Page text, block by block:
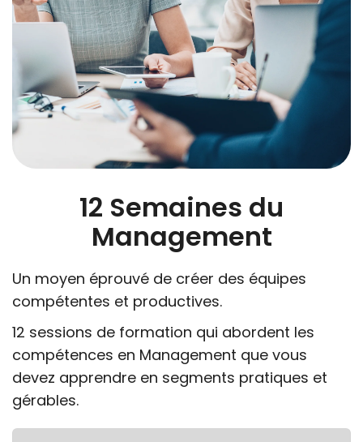
12 Semaines du
Management
Un moyen éprouvé de créer des équipes
compétentes et productives.
12 sessions de formation qui abordent les
compétences en Management que vous
devez apprendre en segments pratiques et
gérables.